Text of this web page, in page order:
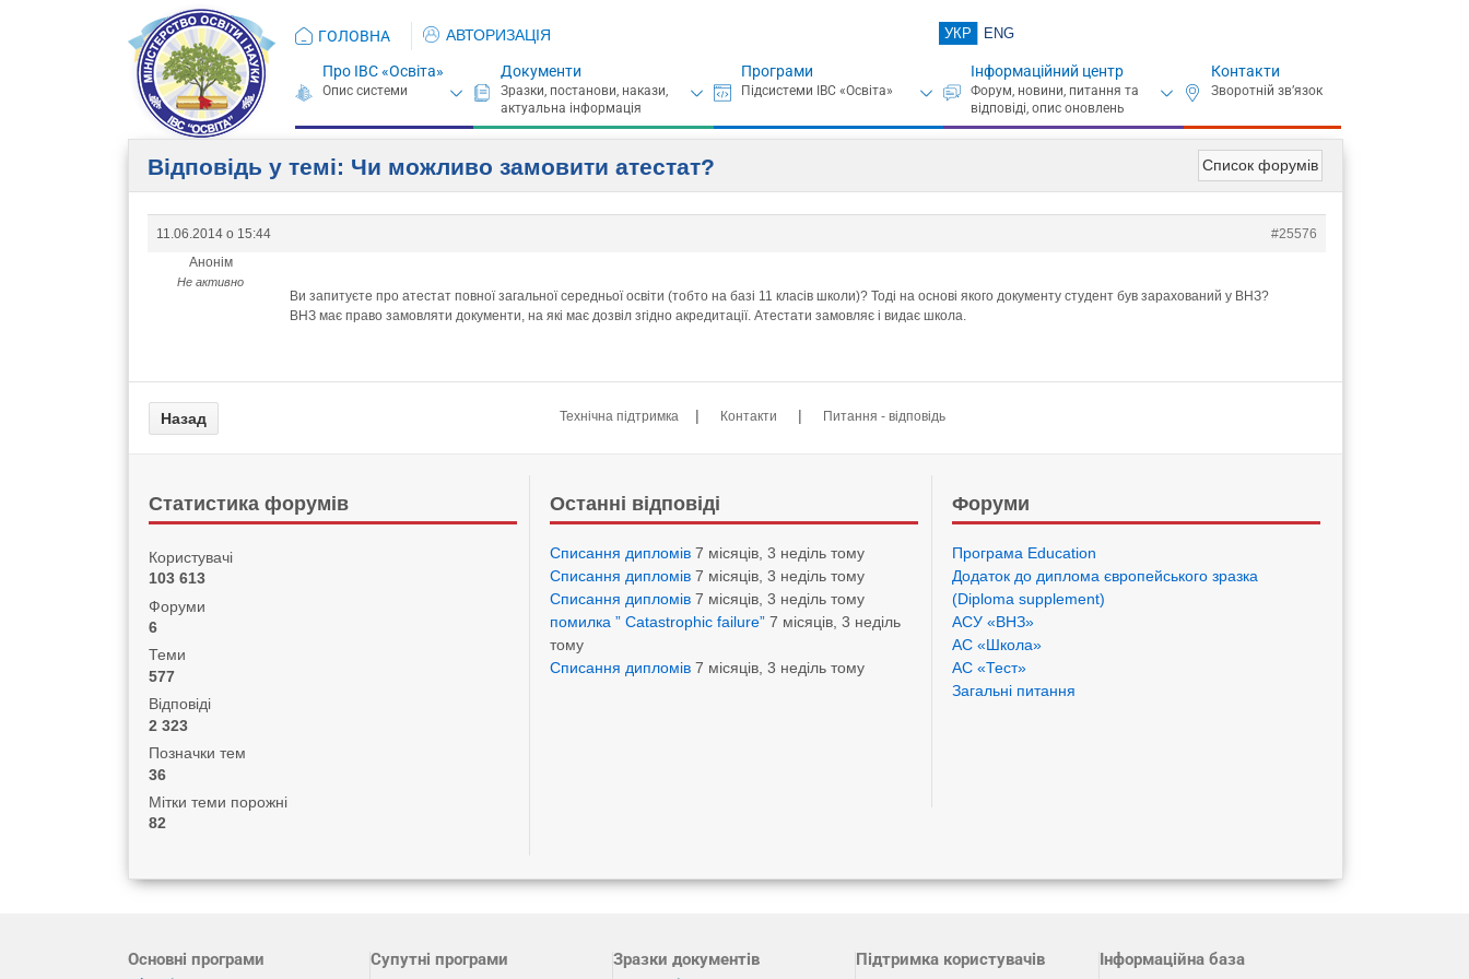
ГОЛОВНА АВТОРИЗАЦІЯ УКР ENG
Про ІВС «Освіта» Документи Програми Інформаційний центр Контакти
Список форумів
Відповідь у темі: Чи можливо замовити атестат?
11.06.2014 о 15:44
#25576
Анонім
Не активно
Ви запитуєте про атестат повної загальної середньої освіти (тобто на базі 11 класів школи)? Тоді на основі якого документу студент був зарахований у ВНЗ?
ВНЗ має право замовляти документи, на які має дозвіл згідно акредитації. Атестати замовляє і видає школа.
Технічна підтримка | Контакти | Питання - відповідь
Статистика форумів
Користувачі
103 613
Форуми
6
Теми
577
Відповіді
2 323
Позначки тем
36
Мітки теми порожні
82
Останні відповіді
Списання дипломів 7 місяців, 3 неділь тому
Списання дипломів 7 місяців, 3 неділь тому
Списання дипломів 7 місяців, 3 неділь тому
помилка ” Catastrophic failure” 7 місяців, 3 неділь
тому
Списання дипломів 7 місяців, 3 неділь тому
Форуми
Програма Eduсation
Додаток до диплома європейського зразка
(Diploma supplement)
АСУ «ВНЗ»
АС «Школа»
АС «Тест»
Загальні питання
Основні програми Супутні програми Зразки документів Підтримка користувачів Інформаційна база